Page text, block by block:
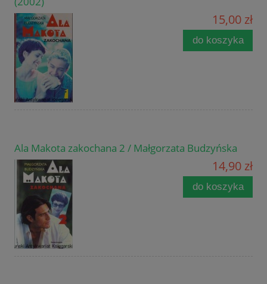
15,00 zł
do koszyka
Ala Makota zakochana 2 / Małgorzata Budzyńska
14,90 zł
do koszyka